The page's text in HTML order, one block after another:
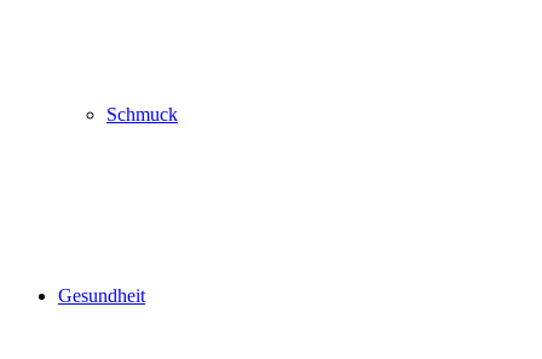
Schmuck
Gesundheit